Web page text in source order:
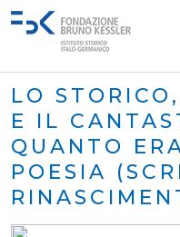
LO
E IL
QUANTO
POESIA